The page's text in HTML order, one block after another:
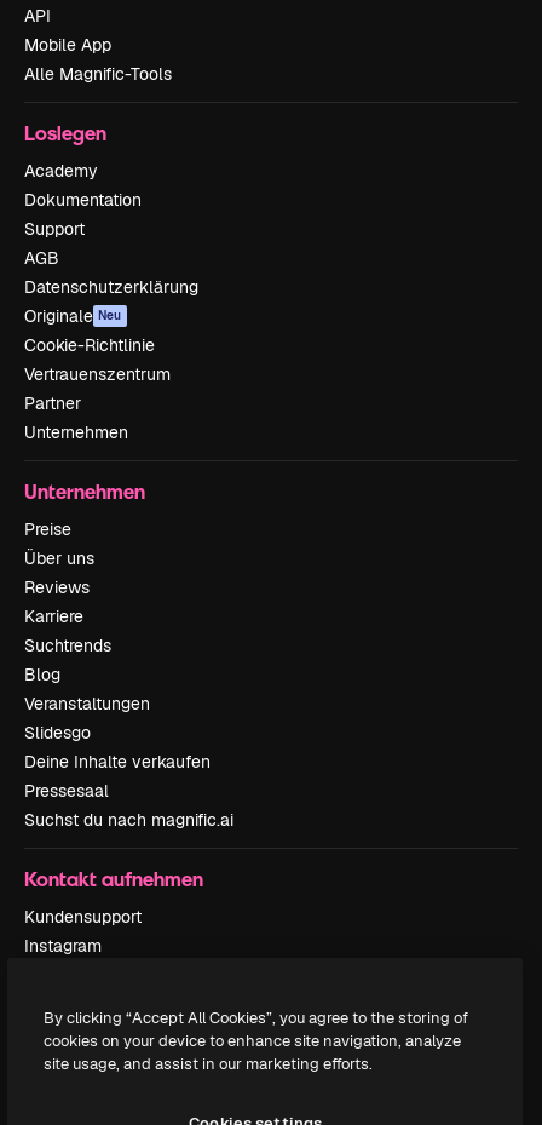
API
Mobile App
Alle Magnific-Tools
Loslegen
Academy
Dokumentation
Support
AGB
Datenschutzerklärung
Originale Neu
Cookie-Richtlinie
Vertrauenszentrum
Partner
Unternehmen
Unternehmen
Preise
Über uns
Reviews
Karriere
Suchtrends
Blog
Veranstaltungen
Slidesgo
Deine Inhalte verkaufen
Pressesaal
Suchst du nach magnific.ai
Kontakt aufnehmen
Kundensupport
Instagram
TikTok
Discord
By clicking “Accept All Cookies”, you agree to the storing of
cookies on your device to enhance site navigation, analyze
site usage, and assist in our marketing efforts.